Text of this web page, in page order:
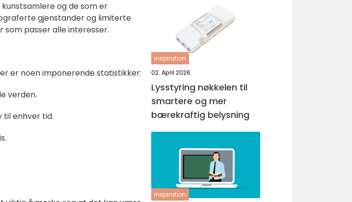
og de som er
gjenstander og limiterte
passer alle interesser.
er noen imponerende statistikker:
verden.
til enhver tid.
inspiration
02. April 2026
Lysstyring nøkkelen til
smartere og mer
bærekraftig belysning
inspiration